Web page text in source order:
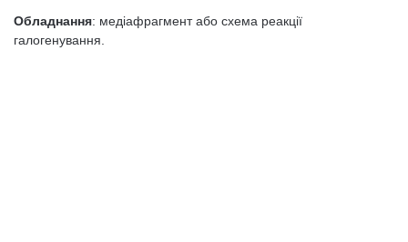
Обладнання: медіафрагмент або схема реакції
галогенування.